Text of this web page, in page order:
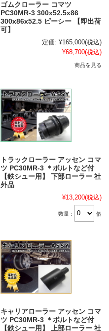
ゴムクローラー コマツ
PC30MR-3 300x52.5x86
300x86x52.5 ピーシー 【即出荷
可】
定価: ¥165,000(税込)
¥68,700(税込)
商品を見る
トラックローラー アッセン コマ
ツ PC30MR-3 ＊ボルトなど付
【鉄シュー用】 下部ローラー 社
外品
¥13,200(税込)
数量： 個
キャリアローラー アッセン コマ
ツ PC30MR-3 ＊ボルトなど付
【鉄シュー用】 上部ローラー 社